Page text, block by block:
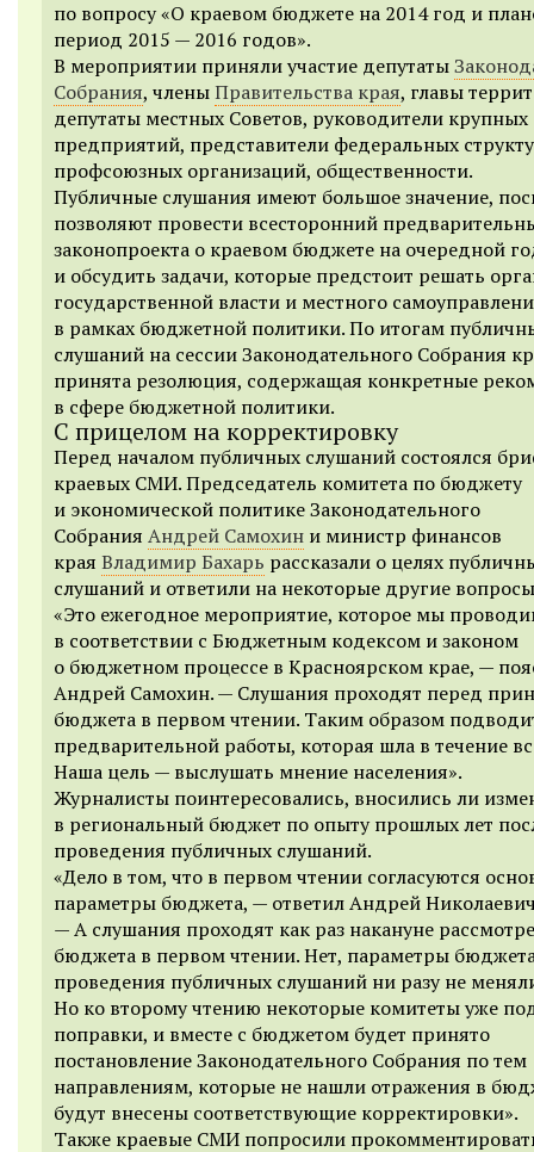
по вопросу «О краевом бюджете на 2014 год и
период 2015 — 2016 годов».
В мероприятии приняли участие депутаты
Собрания, членыПравительства края, главы
депутаты местных Советов, руководители крупных
предприятий, представители федеральных
профсоюзных организаций, общественности.
Публичные слушания имеют большое значение,
позволяют провести всесторонний
законопроекта о краевом бюджете на очередной
и обсудить задачи, которые предстоит решать
государственной власти и местного
в рамках бюджетной политики. По итогам
слушаний на сессии Законодательного Собрания
принята резолюция, содержащая конкретные
в сфере бюджетной политики.
С прицелом на корректировку
Перед началом публичных слушаний состоялся
краевых СМИ. Председатель комитета по бюджету
и экономической политике Законодательного
Собрания Андрей Самохин и министр финансов
края Владимир Бахарь рассказали о целях
слушаний и ответили на некоторые другие
«Это ежегодное мероприятие, которое мы
в соответствии с Бюджетным кодексом и законом
о бюджетном процессе в Красноярском крае, —
Андрей Самохин. — Слушания проходят перед
бюджета в первом чтении. Таким образом
предварительной работы, которая шла в течение
Наша цель — выслушать мнение населения».
Журналисты поинтересовались, вносились ли
в региональный бюджет по опыту прошлых лет
проведения публичных слушаний.
«Дело в том, что в первом чтении согласуются
параметры бюджета, — ответил Андрей
— А слушания проходят как раз накануне
бюджета в первом чтении. Нет, параметры
проведения публичных слушаний ни разу не
Но ко второму чтению некоторые комитеты уже
поправки, и вместе с бюджетом будет принято
постановление Законодательного Собрания по тем
направлениям, которые не нашли отражения в
будут внесены соответствующие корректировки».
Также краевые СМИ попросили